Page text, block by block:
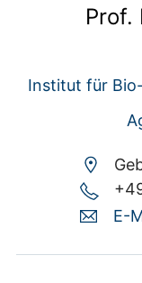
Prof.
Institut für
E-